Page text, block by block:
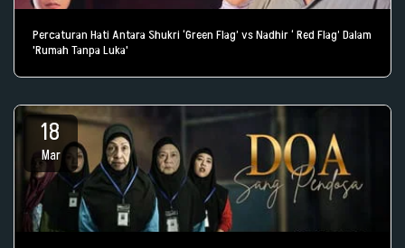
Percaturan Hati Antara Shukri ‘Green Flag’ vs Nadhir ‘ Red Flag’ Dalam
'Rumah Tanpa Luka'
18
Mar